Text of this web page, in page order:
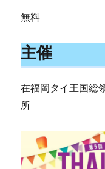
無料
主催
在福岡タイ王国総
所